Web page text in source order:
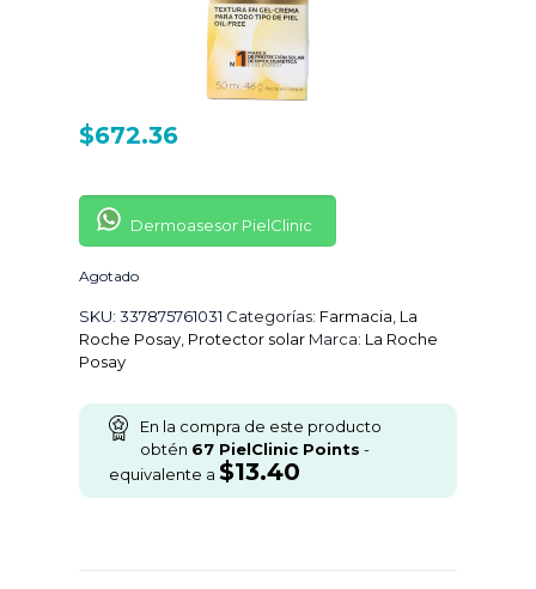
$672.36
Dermoasesor PielClinic
Agotado
SKU: 337875761031 Categorías: Farmacia La
Roche Posay Protector solar Marca: La Roche
Posay
En la compra de este producto
obtén 67 PielClinic Points -
equivalente a $13.40